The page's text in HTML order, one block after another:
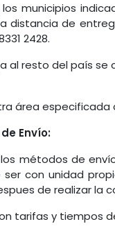
municipios
distancia de
2428.
al resto del país se
área especificada
Envío:
métodos de
ser con unidad
de realizar la
tarifas y tiempos